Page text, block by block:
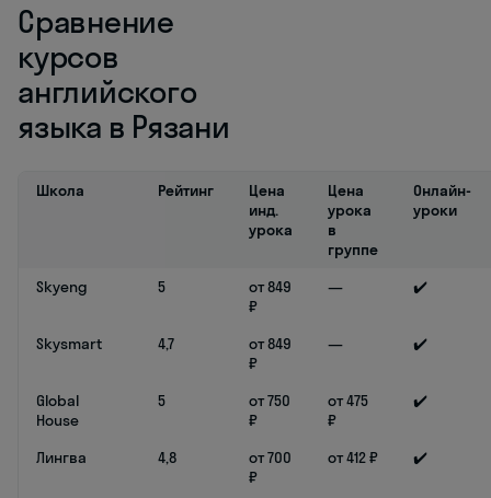
Сравнение
курсов
английского
языка в Рязани
Школа Рейтинг
Цена
инд.
урока
Цена
урока
в
группе
Онлайн-
уроки
Skyeng 5
от 849
₽
— ✔️
Skysmart 4,7
от 849
₽
— ✔️
Global
House
5
от 750
₽
от 475
₽
✔️
Лингва 4,8
от 700
₽
от 412 ₽ ✔️